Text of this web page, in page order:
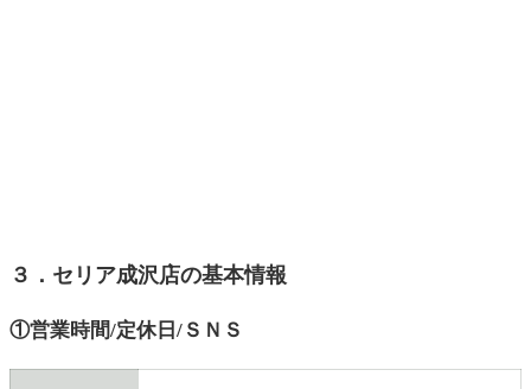
３．セリア成沢店の基本情報
①営業時間/定休日/ＳＮＳ